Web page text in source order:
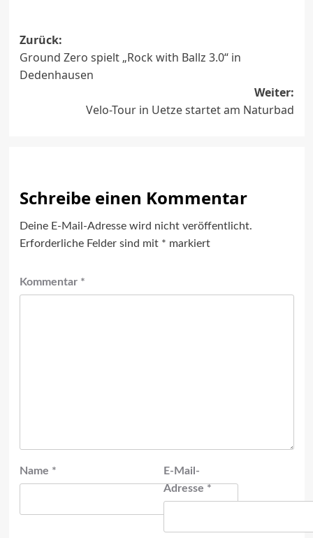
Beitragsnavigation
Zurück:
Ground Zero spielt „Rock with Ballz 3.0“ in
Dedenhausen
Weiter:
Velo-Tour in Uetze startet am Naturbad
Schreibe einen Kommentar
Deine E-Mail-Adresse wird nicht veröffentlicht.
Erforderliche Felder sind mit * markiert
Kommentar *
Name *
E-Mail-
Adresse *